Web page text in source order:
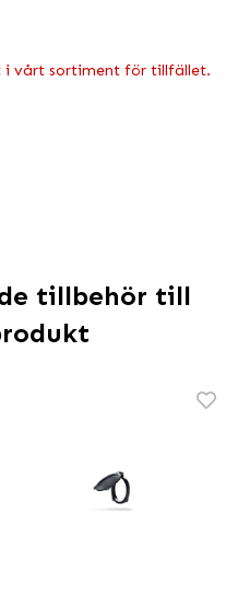
i vårt sortiment för tillfället.
tillbehör till